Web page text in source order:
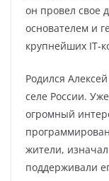
он провел свое
основателем и
крупнейших IT-
Родился
селе России.
огромный
жители,
поддерживали